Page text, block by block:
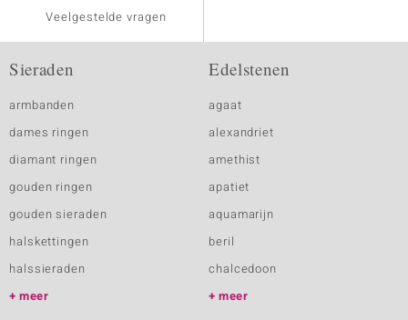
Veelgestelde vragen
Sieraden
armbanden
dames ringen
diamant ringen
gouden ringen
gouden sieraden
halskettingen
halssieraden
meer
Edelstenen
agaat
alexandriet
amethist
apatiet
aquamarijn
beril
chalcedoon
meer